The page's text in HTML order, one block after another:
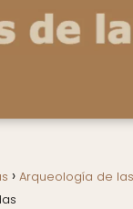
Arqueología de